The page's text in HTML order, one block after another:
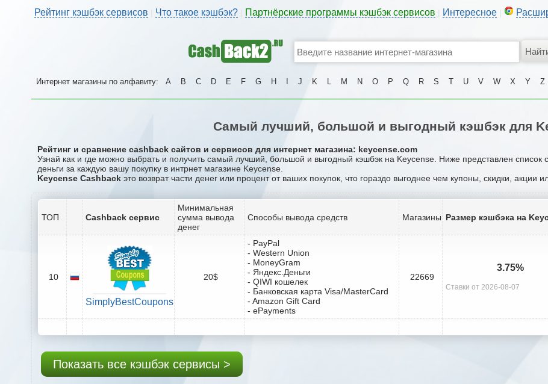
Рейтинг кэшбэк сервисов Что такое кэшбэк? Партнёрские программы кэшбэк сервисов Интересное
Интернет магазины по алфавиту: A B C D E F G H J K L M N O P Q R S T U V W X Y Z
Самый лучший, большой и выгодный кэшбэк для
Рейтинг и сравнение cashback сайтов и сервисов для интернет магазина: keycense.com
Узнай как и где можно выбрать и получить самый лучший, большой и выгодный кэшбэк на Keycense. Ниже представлен список
деньги за каждую вашу покупку в интрнет магазине Keycense.
Keycense Cashback это возврат части денег или процент от ваших покупок, что гораздо выгоднее чем купоны, скидки, акции
ТОП Cashback сервис
Минимальная
сумма вывода
денег
Способы вывода средств Магазины Размер кэшбэка на
10
SimplyBestCoupons
20$
- PayPal
- Western Union
- MoneyGram
- Яндекс.Деньги
- QIWI кошелек
- Банковская карта Visa/MasterCard
- Amazon Gift Card
- ePayments
22669
3.75%
Ставки от 2026-08-07
Показать все кэшбэк сервисы >